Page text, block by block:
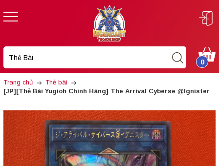
0
Trang chủ
Thẻ bài
[JP][Thẻ Bài Yugioh Chính Hãng] The Arrival Cyberse @Ignister